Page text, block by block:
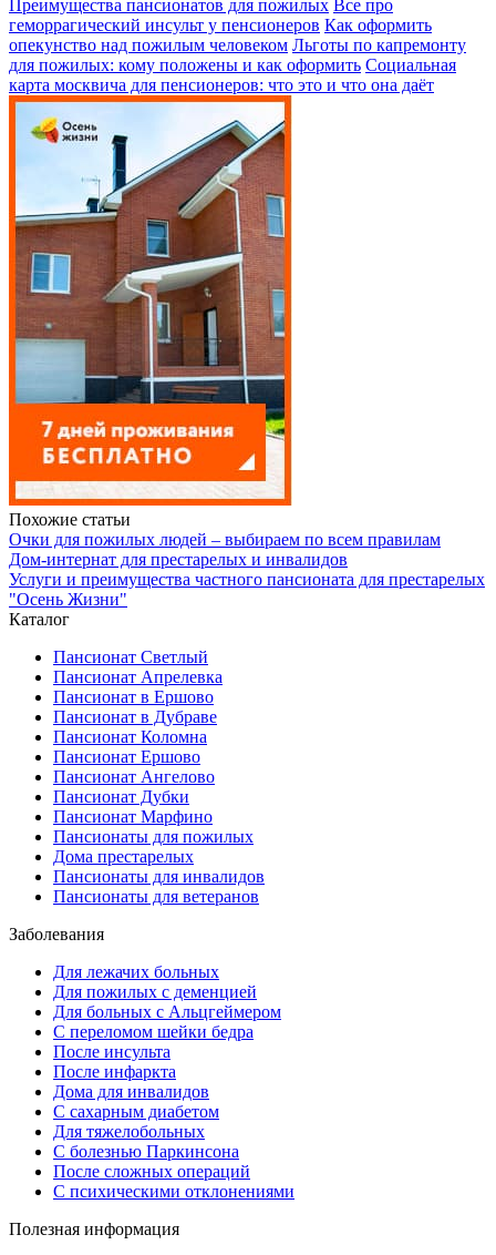
Преимущества пансионатов для пожилых Все про
геморрагический инсульт у пенсионеров Как оформить
опекунство над пожилым человеком Льготы по капремонту
для пожилых: кому положены и как оформить Социальная
карта москвича для пенсионеров: что это и что она даёт
Похожие статьи
Очки для пожилых людей – выбираем по всем правилам
Дом-интернат для престарелых и инвалидов
Услуги и преимущества частного пансионата для престарелых
"Осень Жизни"
Каталог
Пансионат Светлый
Пансионат Апрелевка
Пансионат в Ершово
Пансионат в Дубраве
Пансионат Коломна
Пансионат Ершово
Пансионат Ангелово
Пансионат Дубки
Пансионат Марфино
Пансионаты для пожилых
Дома престарелых
Пансионаты для инвалидов
Пансионаты для ветеранов
Заболевания
Для лежачих больных
Для пожилых с деменцией
Для больных с Альцгеймером
С переломом шейки бедра
После инсульта
После инфаркта
Дома для инвалидов
С сахарным диабетом
Для тяжелобольных
С болезнью Паркинсона
После сложных операций
С психическими отклонениями
Полезная информация